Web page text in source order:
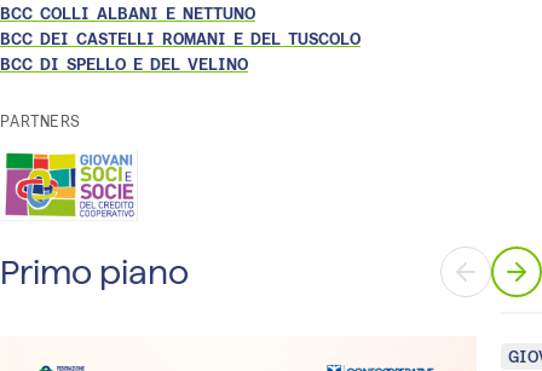
BCC COLLI ALBANI E NETTUNO
BCC DEI CASTELLI ROMANI E DEL TUSCOLO
BCC DI SPELLO E DEL VELINO
PARTNERS
Primo piano